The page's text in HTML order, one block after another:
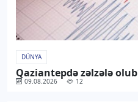
DÜNYA
Qaziantepdə zəlzələ olub
09.08.2026 12